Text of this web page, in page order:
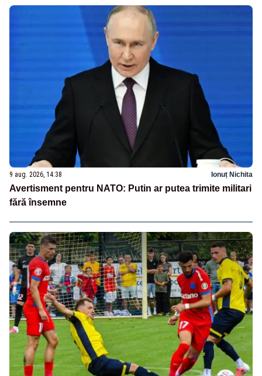
9 aug. 2026, 14:38 Ionuț Nichita
Avertisment pentru NATO: Putin ar putea trimite militari
fără însemne